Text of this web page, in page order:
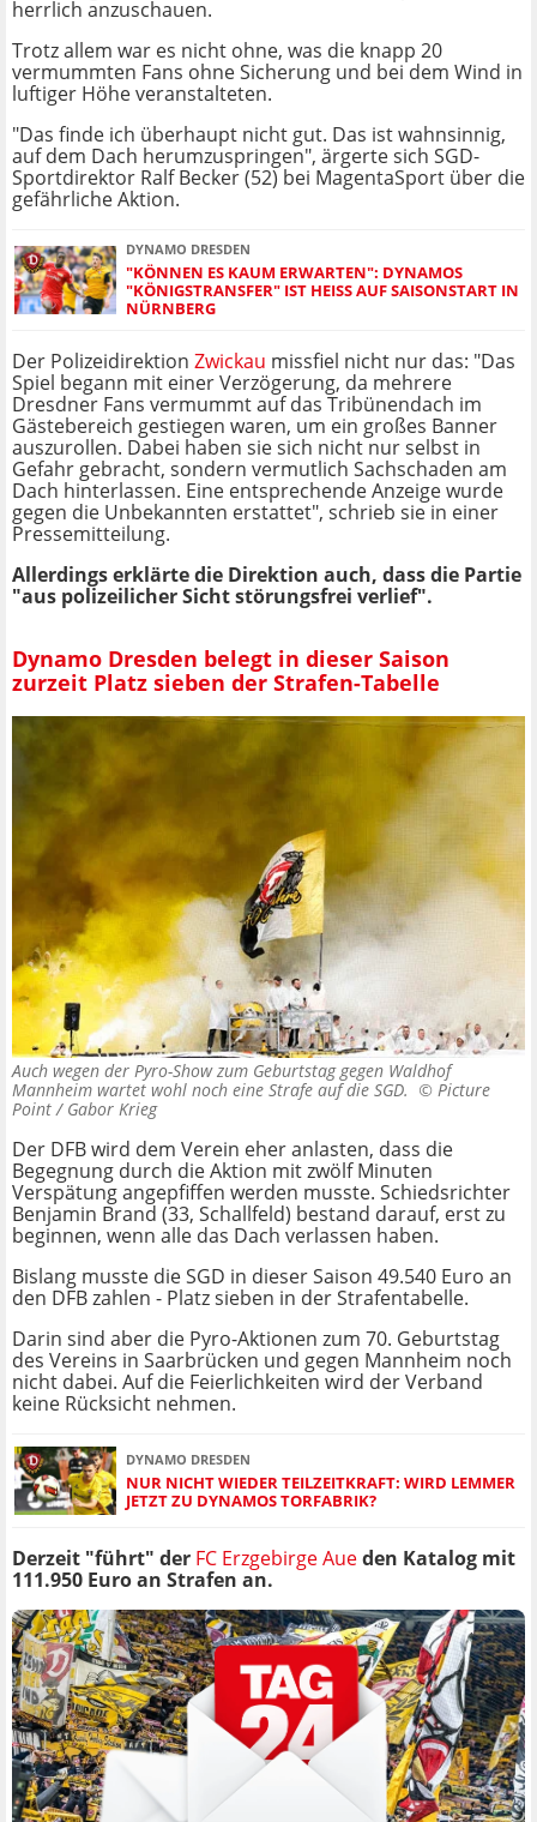
herrlich anzuschauen.
Trotz allem war es nicht ohne, was die knapp 20
vermummten Fans ohne Sicherung und bei dem Wind in
luftiger Höhe veranstalteten.
"Das finde ich überhaupt nicht gut. Das ist wahnsinnig,
auf dem Dach herumzuspringen", ärgerte sich SGD-
Sportdirektor Ralf Becker (52) bei MagentaSport über die
gefährliche Aktion.
DYNAMO DRESDEN
"KÖNNEN ES KAUM ERWARTEN": DYNAMOS
"KÖNIGSTRANSFER" IST HEISS AUF SAISONSTART IN N
ÜRNBERG
Der Polizeidirektion Zwickau missfiel nicht nur das: "Das
Spiel begann mit einer Verzögerung, da mehrere
Dresdner Fans vermummt auf das Tribünendach im
Gästebereich gestiegen waren, um ein großes Banner
auszurollen. Dabei haben sie sich nicht nur selbst in
Gefahr gebracht, sondern vermutlich Sachschaden am
Dach hinterlassen. Eine entsprechende Anzeige wurde
gegen die Unbekannten erstattet", schrieb sie in einer
Pressemitteilung.
Allerdings erklärte die Direktion auch, dass die Partie
"aus polizeilicher Sicht störungsfrei verlief".
Dynamo Dresden belegt in dieser Saison
zurzeit Platz sieben der Strafen-Tabelle
Auch wegen der Pyro-Show zum Geburtstag gegen Waldhof
Mannheim wartet wohl noch eine Strafe auf die SGD. © Picture
Point / Gabor Krieg
Der DFB wird dem Verein eher anlasten, dass die
Begegnung durch die Aktion mit zwölf Minuten
Verspätung angepfiffen werden musste. Schiedsrichter
Benjamin Brand (33, Schallfeld) bestand darauf, erst zu
beginnen, wenn alle das Dach verlassen haben.
Bislang musste die SGD in dieser Saison 49.540 Euro an
den DFB zahlen - Platz sieben in der Strafentabelle.
Darin sind aber die Pyro-Aktionen zum 70. Geburtstag
des Vereins in Saarbrücken und gegen Mannheim noch
nicht dabei. Auf die Feierlichkeiten wird der Verband
keine Rücksicht nehmen.
DYNAMO DRESDEN
NUR NICHT WIEDER TEILZEITKRAFT: WIRD LEMMER
JETZT ZU DYNAMOS TORFABRIK?
Derzeit "führt" der FC Erzgebirge Aueden Katalog mit
111.950 Euro an Strafen an.